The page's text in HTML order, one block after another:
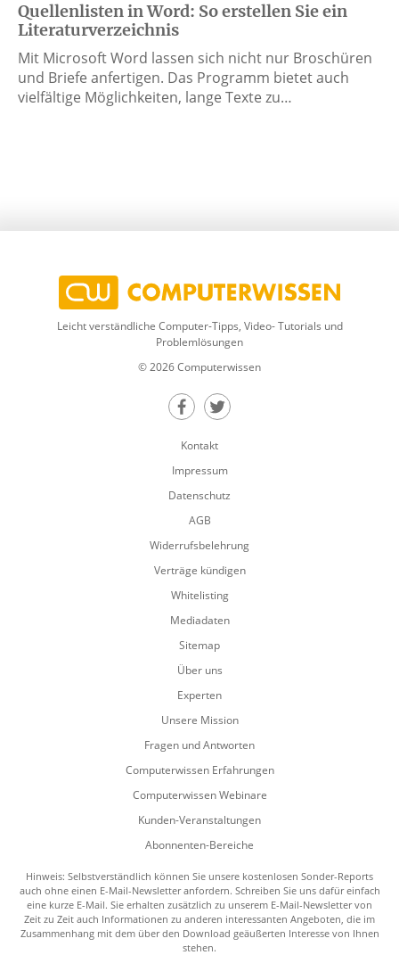
Quellenlisten in Word: So erstellen Sie ein
Literaturverzeichnis
Mit Microsoft Word lassen sich nicht nur Broschüren
und Briefe anfertigen. Das Programm bietet auch
vielfältige Möglichkeiten, lange Texte zu…
Leicht verständliche Computer-Tipps, Video- Tutorials und
Problemlösungen
© 2026 Computerwissen
Teilen auf Facebook
Teilen auf Twitter
Kontakt
Impressum
Datenschutz
AGB
Widerrufsbelehrung
Verträge kündigen
Whitelisting
Mediadaten
Sitemap
Über uns
Experten
Unsere Mission
Fragen und Antworten
Computerwissen Erfahrungen
Computerwissen Webinare
Kunden-Veranstaltungen
Abonnenten-Bereiche
Hinweis: Selbstverständlich können Sie unsere kostenlosen Sonder-Reports
auch ohne einen E-Mail-Newsletter anfordern. Schreiben Sie uns dafür einfach
eine kurze E-Mail. Sie erhalten zusätzlich zu unserem E-Mail-Newsletter von
Zeit zu Zeit auch Informationen zu anderen interessanten Angeboten, die im
Zusammenhang mit dem über den Download geäußerten Interesse von Ihnen
stehen.